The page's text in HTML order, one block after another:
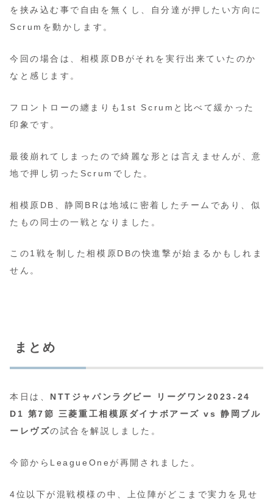
を挟み込む事で自由を無くし、自分達が押したい方向に
Scrumを動かします。
今回の場合は、相模原DBがそれを実行出来ていたのか
なと感じます。
フロントローの纏まりも1st Scrumと比べて緩かった
印象です。
最後崩れてしまったので綺麗な形とは言えませんが、意
地で押し切ったScrumでした。
相模原DB、静岡BRは地域に密着したチームであり、似
たもの同士の一戦となりました。
この1戦を制した相模原DBの快進撃が始まるかもしれま
せん。
まとめ
本日は、 NTTジャパンラグビー リーグワン2023-24
D1 第7節 三菱重工相模原ダイナボアーズ vs 静岡ブル
ーレヴズの試合を解説しました。
今節からLeagueOneが再開されました。
4位以下が混戦模様の中、上位陣がどこまで実力を見せ